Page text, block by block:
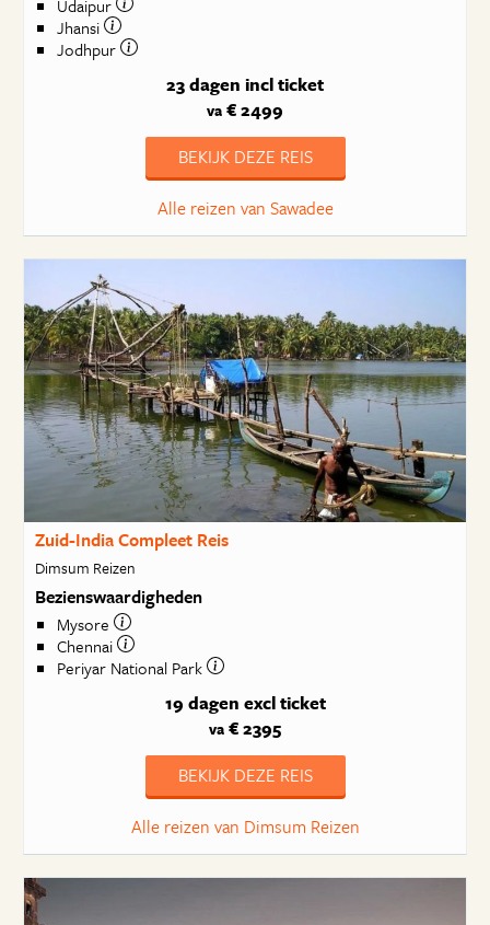
Udaipur
Jhansi
Jodhpur
23 dagen incl ticket
va € 2499
BEKIJK DEZE REIS
Alle reizen van Sawadee
Zuid-India Compleet Reis
Dimsum Reizen
Bezienswaardigheden
Mysore
Chennai
Periyar National Park
19 dagen excl ticket
va € 2395
BEKIJK DEZE REIS
Alle reizen van Dimsum Reizen